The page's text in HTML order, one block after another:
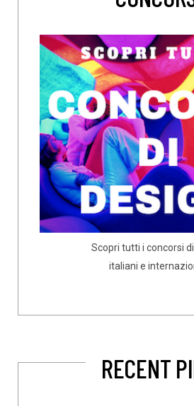
Scopri tutti i concorsi
italiani e
RECENT